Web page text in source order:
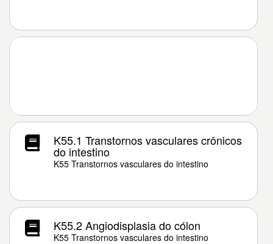
K55.1 Transtornos vasculares crônicos
do intestino
K55 Transtornos vasculares do intestino
K55.2 Angiodisplasia do cólon
K55 Transtornos vasculares do intestino